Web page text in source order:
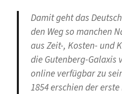
Damit geht das
den Weg so manchen
aus Zeit-, Kosten- und
die Gutenberg-Galaxis
online verfügbar zu
1854 erschien der